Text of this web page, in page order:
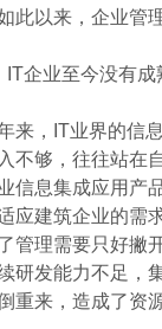
此以来，企业管
业至今没有成熟
，IT业界的信息
不够，往往站在
信息集成应用产
应建筑企业的需
管理需要只好撇
研发能力不足，
重来，造成了资